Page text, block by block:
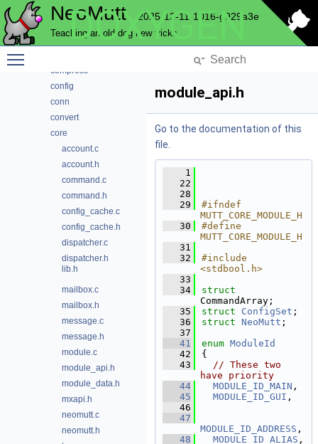
NeoMutt 2025-12-11-1016-g929a3e
Teaching an old dog new tricks
DOXYGEN
commands
compmbox
compress
config
conn
convert
core
account.c
account.h
command.c
command.h
config_cache.c
config_cache.h
dispatcher.c
dispatcher.h
lib.h
mailbox.c
mailbox.h
message.c
message.h
module.c
module_api.h
module_data.h
mxapi.h
neomutt.c
neomutt.h
module_api.h
Go to the documentation of this
file.
    1
   22
   28
   29
#ifndef
MUTT_CORE_MODULE_H
   30
#define
MUTT_CORE_MODULE_H
   31
   32
#include
<stdbool.h>
   33
   34
CommandArray;
   35
struct ConfigSet ;
   36
struct NeoMutt ;
   37
   41
enum ModuleId
   42
{
   43
// These two
have priority
   44
MODULE_ID_MAIN
   45
MODULE_ID_GUI
   46
   47
MODULE_ID_ADDRESS
   48
MODULE_ID_ALIAS